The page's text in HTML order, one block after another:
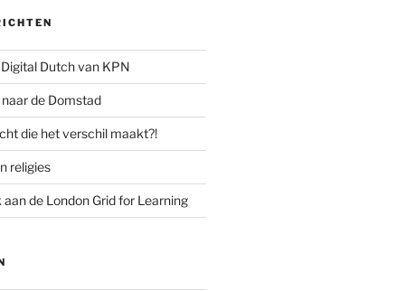
Dutch van KPN
de Domstad
die het verschil maakt?!
religies
de London Grid for Learning